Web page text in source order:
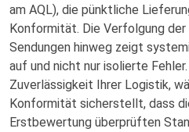
am AQL), die pünktliche
Konformität. Die Verfolgung
Sendungen hinweg zeigt
auf und nicht nur isolierte
Zuverlässigkeit Ihrer Logistik,
Konformität sicherstellt, dass
Erstbewertung überprüften